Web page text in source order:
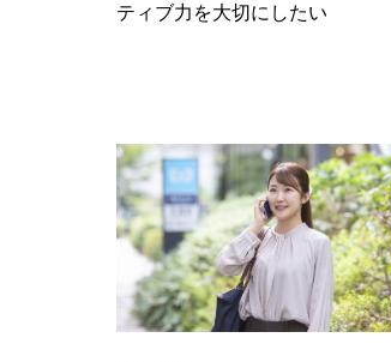
ティブ力を大切にしたい